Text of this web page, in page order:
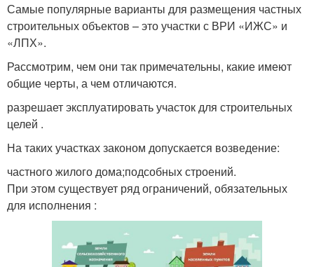
Самые популярные варианты для размещения частных
строительных объектов – это участки с ВРИ «ИЖС» и
«ЛПХ».
Рассмотрим, чем они так примечательны, какие имеют
общие черты, а чем отличаются.
разрешает эксплуатировать участок для строительных
целей .
На таких участках законом допускается возведение:
частного жилого дома;подсобных строений.
При этом существует ряд ограничений, обязательных
для исполнения :